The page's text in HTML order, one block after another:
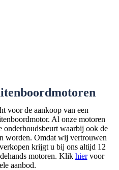
voor de aankoop van een
Al onze motoren
onderhoudsbeurt waarbij ook de
worden. Omdat wij vertrouwen
krijgt u bij ons altijd 12
motoren. Klik hiervoor
aanbod.